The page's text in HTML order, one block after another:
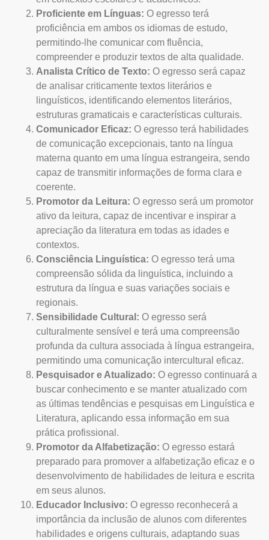
Proficiente em Línguas: O egresso terá
proficiência em ambos os idiomas de estudo,
permitindo-lhe comunicar com fluência,
compreender e produzir textos de alta qualidade.
Analista Crítico de Texto: O egresso será capaz
de analisar criticamente textos literários e
linguísticos, identificando elementos literários,
estruturas gramaticais e características culturais.
Comunicador Eficaz: O egresso terá habilidades
de comunicação excepcionais, tanto na língua
materna quanto em uma língua estrangeira, sendo
capaz de transmitir informações de forma clara e
coerente.
Promotor da Leitura: O egresso será um promotor
ativo da leitura, capaz de incentivar e inspirar a
apreciação da literatura em todas as idades e
contextos.
Consciência Linguística: O egresso terá uma
compreensão sólida da linguística, incluindo a
estrutura da língua e suas variações sociais e
regionais.
Sensibilidade Cultural: O egresso será
culturalmente sensível e terá uma compreensão
profunda da cultura associada à língua estrangeira,
permitindo uma comunicação intercultural eficaz.
Pesquisador e Atualizado: O egresso continuará a
buscar conhecimento e se manter atualizado com
as últimas tendências e pesquisas em Linguística e
Literatura, aplicando essa informação em sua
prática profissional.
Promotor da Alfabetização: O egresso estará
preparado para promover a alfabetização eficaz e o
desenvolvimento de habilidades de leitura e escrita
em seus alunos.
Educador Inclusivo: O egresso reconhecerá a
importância da inclusão de alunos com diferentes
habilidades e origens culturais, adaptando suas